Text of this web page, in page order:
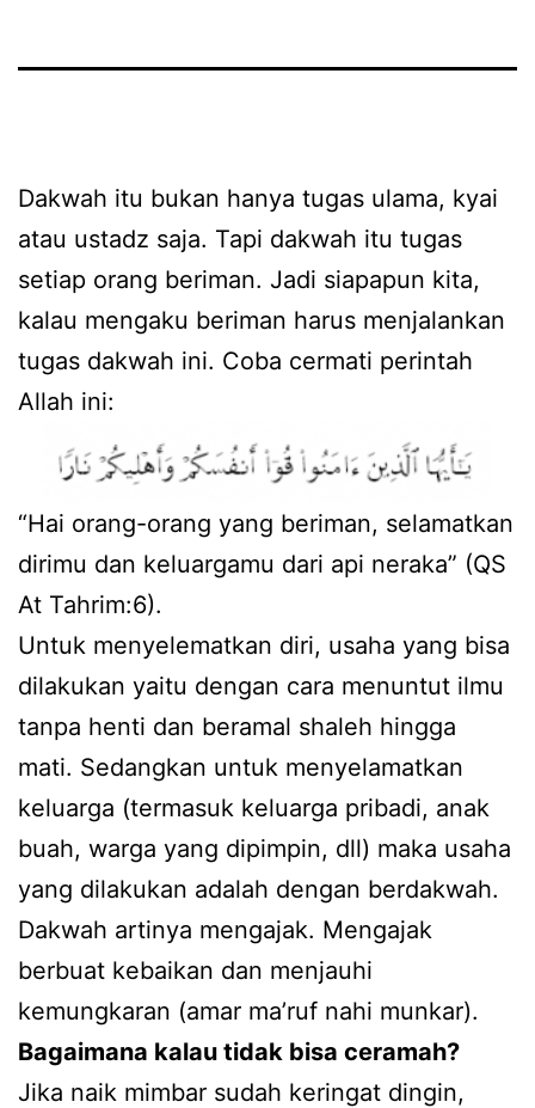
Dakwah itu bukan hanya tugas ulama, kyai
atau ustadz saja. Tapi dakwah itu tugas
setiap orang beriman. Jadi siapapun kita,
kalau mengaku beriman harus menjalankan
tugas dakwah ini. Coba cermati perintah
Allah ini:
“Hai orang-orang yang beriman, selamatkan
dirimu dan keluargamu dari api neraka” (QS
At Tahrim:6).
Untuk menyelematkan diri, usaha yang bisa
dilakukan yaitu dengan cara menuntut ilmu
tanpa henti dan beramal shaleh hingga
mati. Sedangkan untuk menyelamatkan
keluarga (termasuk keluarga pribadi, anak
buah, warga yang dipimpin, dll) maka usaha
yang dilakukan adalah dengan berdakwah.
Dakwah artinya mengajak. Mengajak
berbuat kebaikan dan menjauhi
kemungkaran (amar ma’ruf nahi munkar).
Bagaimana kalau tidak bisa ceramah?
Jika naik mimbar sudah keringat dingin,